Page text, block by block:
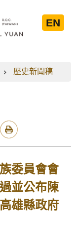
EN
歷史新聞稿
委員會會
並公布陳
雄縣政府